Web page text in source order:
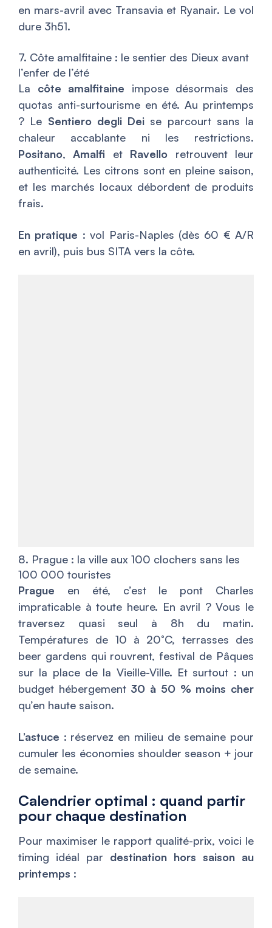
en mars-avril avec Transavia et Ryanair. Le vol
dure 3h51.
7. Côte amalfitaine : le sentier des Dieux avant
l’enfer de l’été
La côte amalfitaine impose désormais des
quotas anti-surtourisme en été. Au printemps
? Le Sentiero degli Dei se parcourt sans la
chaleur accablante ni les restrictions.
Positano,Amalfi et Ravello retrouvent leur
authenticité. Les citrons sont en pleine saison,
et les marchés locaux débordent de produits
frais.
En pratique : vol Paris-Naples (dès 60 € A/R
en avril), puis bus SITA vers la côte.
8. Prague : la ville aux 100 clochers sans les
100 000 touristes
Prague en été, c’est le pont Charles
impraticable à toute heure. En avril ? Vous le
traversez quasi seul à 8h du matin.
Températures de 10 à 20°C, terrasses des
beer gardens qui rouvrent, festival de Pâques
sur la place de la Vieille-Ville. Et surtout : un
budget hébergement 30 à 50 % moins cher
qu’en haute saison.
L’astuce : réservez en milieu de semaine pour
cumuler les économies shoulder season + jour
de semaine.
Calendrier optimal : quand partir
pour chaque destination
Pour maximiser le rapport qualité-prix, voici le
timing idéal par destination hors saison au
printemps :